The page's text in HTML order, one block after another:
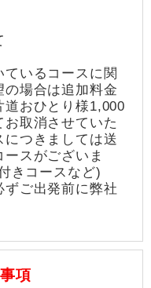
いるコースに関
の場合は追加料金
道おひとり様1,000
お取消させていた
つきましては送
スがございま
きコースなど)
ご出発前に弊社
項